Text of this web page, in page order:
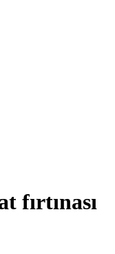
fırtınası